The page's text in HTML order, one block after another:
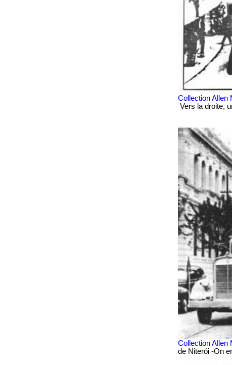
Collection Allen
Vers la droite,
Collection Allen
de Niterói -On